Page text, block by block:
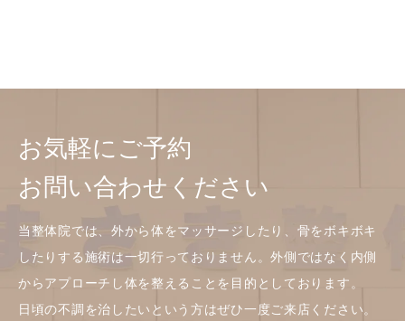
お気軽にご予約
お問い合わせください
当整体院では、外から体をマッサージしたり、骨をボキボキ
したりする施術は一切行っておりません。外側ではなく内側
からアプローチし体を整えることを目的としております。
日頃の不調を治したいという方はぜひ一度ご来店ください。